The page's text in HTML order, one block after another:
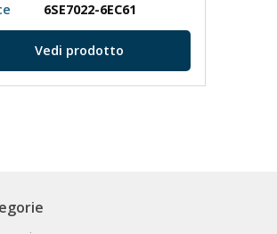
6SE7022-6EC61
Vedi prodotto